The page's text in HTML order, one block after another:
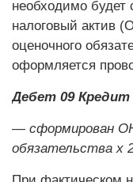
необходимо
налоговый актив
оценочного
оформляется
Дебет 09 Кредит
— сформирован
обязательства х